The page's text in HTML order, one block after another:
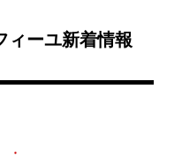
ィーユ新着情報